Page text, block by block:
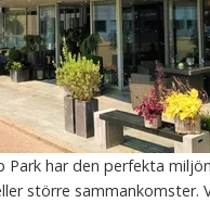
Park har den perfekta
större sammankomster.